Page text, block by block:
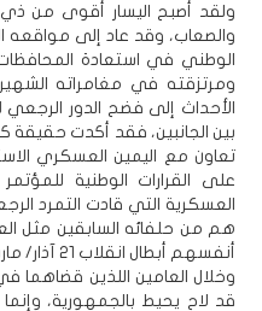
ولقد أصبح اليسار أقوى من
والصعاب، وقد عاد إلى مواقعه
الوطني في استعادة
الأحداث إلى فضح الدور الرجعي
بين الجانبين، فقد أكدت حقيقة
تعاون مع اليمين العسكري
على القرارات الوطنية للمؤتمر
العسكرية التي قادت التمرد
هم من حلفائه السابقين مثل
أنفسهم أبطال انقلاب 21 آذار/ مارس 1968.
وخلال العامين اللذين قضاهما
قد لاح يحيط بالجمهورية،